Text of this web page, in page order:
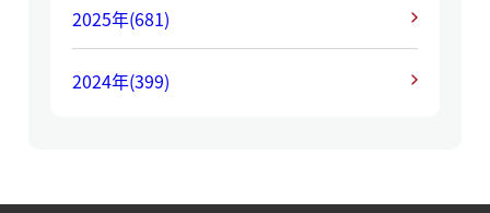
2025年(681)
2024年(399)